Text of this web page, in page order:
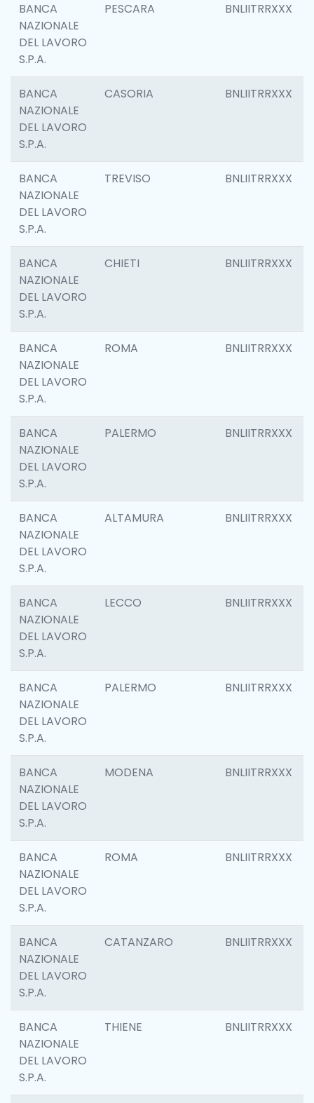
BANCA
NAZIONALE
DEL LAVORO
S.P.A.
PESCARA BNLIITRRXXX
BANCA
NAZIONALE
DEL LAVORO
S.P.A.
CASORIA BNLIITRRXXX
BANCA
NAZIONALE
DEL LAVORO
S.P.A.
TREVISO BNLIITRRXXX
BANCA
NAZIONALE
DEL LAVORO
S.P.A.
CHIETI BNLIITRRXXX
BANCA
NAZIONALE
DEL LAVORO
S.P.A.
ROMA BNLIITRRXXX
BANCA
NAZIONALE
DEL LAVORO
S.P.A.
PALERMO BNLIITRRXXX
BANCA
NAZIONALE
DEL LAVORO
S.P.A.
ALTAMURA BNLIITRRXXX
BANCA
NAZIONALE
DEL LAVORO
S.P.A.
LECCO BNLIITRRXXX
BANCA
NAZIONALE
DEL LAVORO
S.P.A.
PALERMO BNLIITRRXXX
BANCA
NAZIONALE
DEL LAVORO
S.P.A.
MODENA BNLIITRRXXX
BANCA
NAZIONALE
DEL LAVORO
S.P.A.
ROMA BNLIITRRXXX
BANCA
NAZIONALE
DEL LAVORO
S.P.A.
CATANZARO BNLIITRRXXX
BANCA
NAZIONALE
DEL LAVORO
S.P.A.
THIENE BNLIITRRXXX